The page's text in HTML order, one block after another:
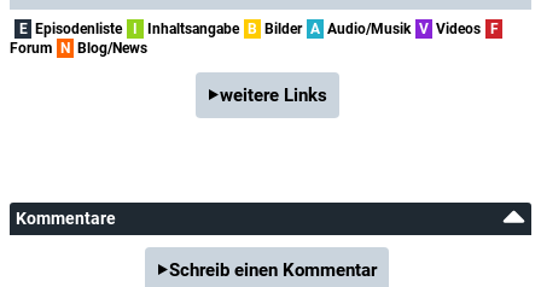
E Episodenliste I Inhaltsangabe B Bilder A Audio/Musik V Videos F
Forum N Blog/News
weitere Links
Kommentare
Schreib einen Kommentar